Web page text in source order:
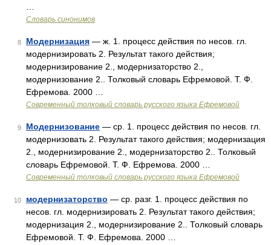
Словарь синонимов
8 Модернизация — ж. 1. процесс действия по несов. гл.
модернизировать 2. Результат такого действия;
модернизирование 2., модернизаторство 2.,
модернизование 2.. Толковый словарь Ефремовой. Т. Ф.
Ефремова. 2000 …
Современный толковый словарь русского языка Ефремовой
9 Модернизование — ср. 1. процесс действия по несов. гл.
модернизовать 2. Результат такого действия; модернизация
2., модернизирование 2., модернизаторство 2.. Толковый
словарь Ефремовой. Т. Ф. Ефремова. 2000 …
Современный толковый словарь русского языка Ефремовой
10 модернизаторство — ср. разг. 1. процесс действия по
несов. гл. модернизировать 2. Результат такого действия;
модернизация 2., модернизирование 2.. Толковый словарь
Ефремовой. Т. Ф. Ефремова. 2000 …